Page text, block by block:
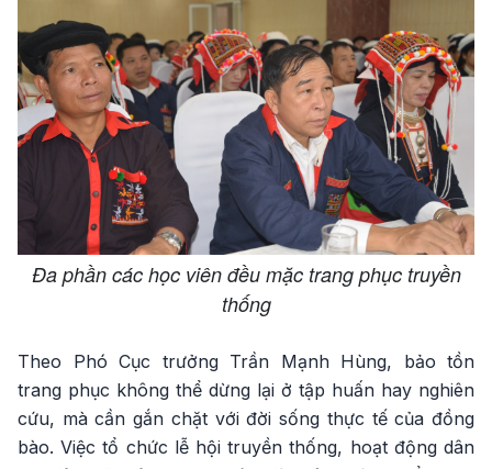
Đa phần các học viên đều mặc trang phục truyền
thống
Theo Phó Cục trưởng Trần Mạnh Hùng, bảo tồn
trang phục không thể dừng lại ở tập huấn hay nghiên
cứu, mà cần gắn chặt với đời sống thực tế của đồng
bào. Việc tổ chức lễ hội truyền thống, hoạt động dân